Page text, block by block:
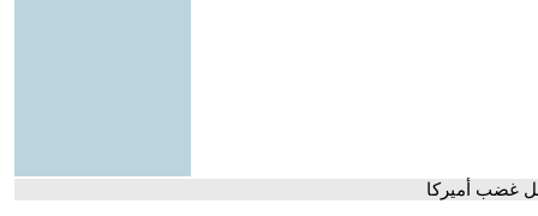
غضب أميركا